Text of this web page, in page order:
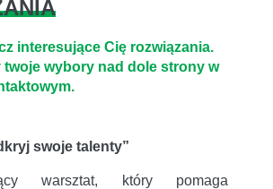
interesujące Cię rozwiązania.
twoje wybory nad dole strony w
swoje talenty”
warsztat, który pomaga